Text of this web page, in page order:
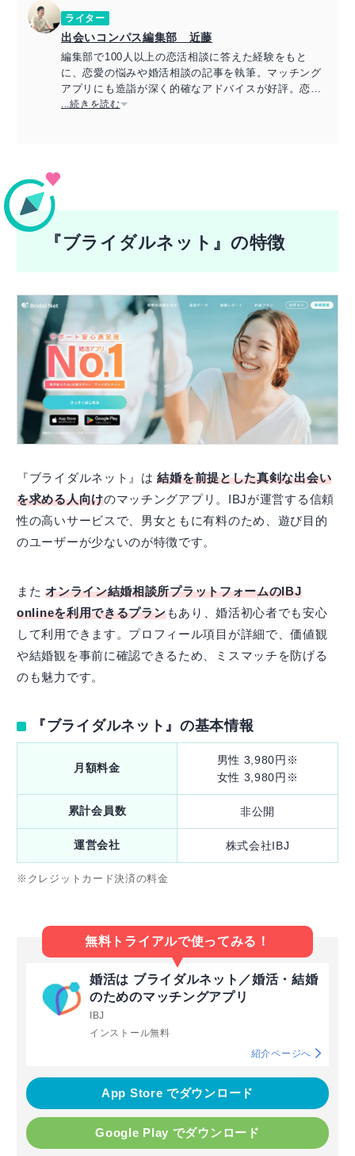
ライター
出会いコンパス編集部 近藤
編集部で100人以上の恋活相談に答えた経験をもと
に、恋愛の悩みや婚活相談の記事を執筆。マッチング
アプリにも造詣が深く的確なアドバイスが好評。恋愛
アドバイザーの資格保持。
...続きを読む
『ブライダルネット』の特徴
『ブライダルネット』は結婚を前提とした真剣な出会い
を求める人向けのマッチングアプリ。IBJが運営する信頼
性の高いサービスで、男女ともに有料のため、遊び目的
のユーザーが少ないのが特徴です。
またオンライン結婚相談所プラットフォームのIBJ
onlineを利用できるプランもあり、婚活初心者でも安心
して利用できます。プロフィール項目が詳細で、価値観
や結婚観を事前に確認できるため、ミスマッチを防げる
のも魅力です。
『ブライダルネット』の基本情報
月額料金
男性 3,980円※
女性 3,980円※
累計会員数 非公開
運営会社 株式会社IBJ
※クレジットカード決済の料金
無料トライアルで使ってみる！
婚活は ブライダルネット／婚活・結婚
のためのマッチングアプリ
IBJ
インストール無料
紹介ページへ
App Store でダウンロード
Google Play でダウンロード